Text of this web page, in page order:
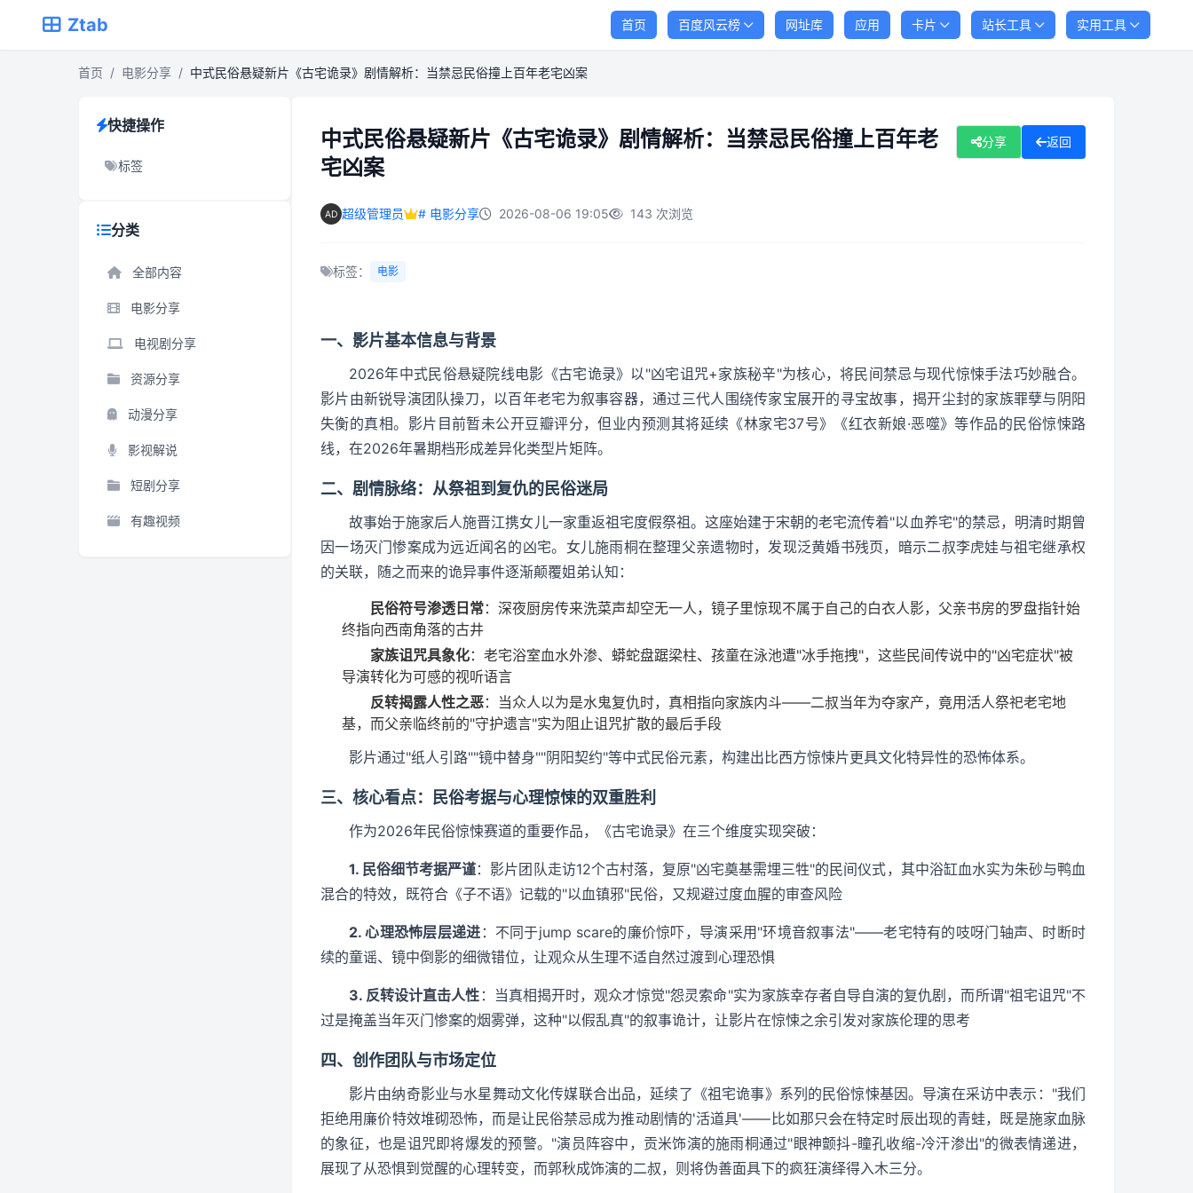
Ztab 首页 百度风云榜 网址库 应用 卡片 站长工具 实用工具
首页 / 电影分享 / 中式民俗悬疑新片《古宅诡录》剧情解析：当禁忌民俗撞上百年老宅凶案
快捷操作
标签
分类
全部内容
电影分享
电视剧分享
资源分享
动漫分享
影视解说
短剧分享
有趣视频
中式民俗悬疑新片《古宅诡录》剧情解析：当禁忌民俗撞上百年老
宅凶案
分享 返回
超级管理员 # 电影分享 2026-08-06 19:05 143 次浏览
标签： 电影
一、影片基本信息与背景
2026年中式民俗悬疑院线电影《古宅诡录》以"凶宅诅咒+家族秘辛"为核心，将民间禁忌与现代惊悚手法巧妙融合。
影片由新锐导演团队操刀，以百年老宅为叙事容器，通过三代人围绕传家宝展开的寻宝故事，揭开尘封的家族罪孽与阴阳
失衡的真相。影片目前暂未公开豆瓣评分，但业内预测其将延续《林家宅37号》《红衣新娘·恶噬》等作品的民俗惊悚路
线，在2026年暑期档形成差异化类型片矩阵。
二、剧情脉络：从祭祖到复仇的民俗迷局
故事始于施家后人施晋江携女儿一家重返祖宅度假祭祖。这座始建于宋朝的老宅流传着"以血养宅"的禁忌，明清时期曾
因一场灭门惨案成为远近闻名的凶宅。女儿施雨桐在整理父亲遗物时，发现泛黄婚书残页，暗示二叔李虎娃与祖宅继承权
的关联，随之而来的诡异事件逐渐颠覆姐弟认知：
民俗符号渗透日常：深夜厨房传来洗菜声却空无一人，镜子里惊现不属于自己的白衣人影，父亲书房的罗盘指针始
终指向西南角落的古井
家族诅咒具象化：老宅浴室血水外渗、蟒蛇盘踞梁柱、孩童在泳池遭"冰手拖拽"，这些民间传说中的"凶宅症状"被
导演转化为可感的视听语言
反转揭露人性之恶：当众人以为是水鬼复仇时，真相指向家族内斗——二叔当年为夺家产，竟用活人祭祀老宅地
基，而父亲临终前的"守护遗言"实为阻止诅咒扩散的最后手段
影片通过"纸人引路""镜中替身""阴阳契约"等中式民俗元素，构建出比西方惊悚片更具文化特异性的恐怖体系。
三、核心看点：民俗考据与心理惊悚的双重胜利
作为2026年民俗惊悚赛道的重要作品，《古宅诡录》在三个维度实现突破：
1. 民俗细节考据严谨：影片团队走访12个古村落，复原"凶宅奠基需埋三牲"的民间仪式，其中浴缸血水实为朱砂与鸭血
混合的特效，既符合《子不语》记载的"以血镇邪"民俗，又规避过度血腥的审查风险
2. 心理恐怖层层递进 ：不同于jump scare的廉价惊吓，导演采用"环境音叙事法"——老宅特有的吱呀门轴声、时断时
续的童谣、镜中倒影的细微错位，让观众从生理不适自然过渡到心理恐惧
3. 反转设计直击人性 ：当真相揭开时，观众才惊觉"怨灵索命"实为家族幸存者自导自演的复仇剧，而所谓"祖宅诅咒"不
过是掩盖当年灭门惨案的烟雾弹，这种"以假乱真"的叙事诡计，让影片在惊悚之余引发对家族伦理的思考
四、创作团队与市场定位
影片由纳奇影业与水星舞动文化传媒联合出品，延续了《祖宅诡事》系列的民俗惊悚基因。导演在采访中表示："我们
拒绝用廉价特效堆砌恐怖，而是让民俗禁忌成为推动剧情的'活道具'——比如那只会在特定时辰出现的青蛙，既是施家血脉
的象征，也是诅咒即将爆发的预警。"演员阵容中，贡米饰演的施雨桐通过"眼神颤抖-瞳孔收缩-冷汗渗出"的微表情递进，
展现了从恐惧到觉醒的心理转变，而郭秋成饰演的二叔，则将伪善面具下的疯狂演绎得入木三分。